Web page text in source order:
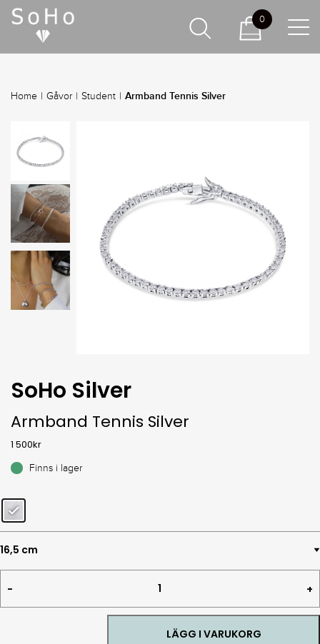
Home | Gåvor | Student | Armband Tennis Silver
SoHo Silver
Armband Tennis Silver
1 500kr
Finns i lager
Tennis
Silver
LÄGG I VARUKORG
0